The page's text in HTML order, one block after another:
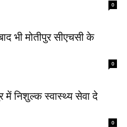
0
भी मोतीपुर सीएचसी के
0
निशुल्क स्वास्थ्य सेवा दे
0